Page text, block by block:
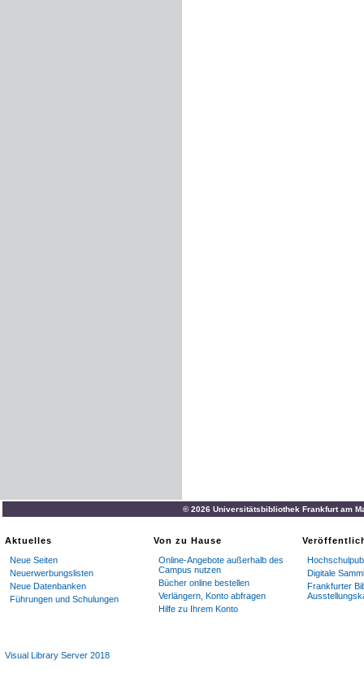
© 2026 Universitätsbibliothek Frankfurt am
Aktuelles
Neue Seiten
Neuerwerbungslisten
Neue Datenbanken
Führungen und Schulungen
Von zu Hause
Online-Angebote außerhalb des
Campus nutzen
Bücher online bestellen
Verlängern, Konto abfragen
Hilfe zu Ihrem Konto
Digitale
Frankfurter
Visual Library Server 2018